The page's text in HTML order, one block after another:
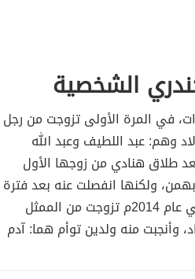
الشخصية
هنادي الكندري 3 مرات، في المرة الأولى تزوجت من رجل
وهم: عبد اللطيف وعبد الله
طلاق هنادي من زوجها الأول
ولكنها انفصلت عنه بعد فترة
قصيرة في عام 2013م، وفي عام 2014م تزوجت من الممثل
وأنجبت منه ولدين توأم هما: آدم